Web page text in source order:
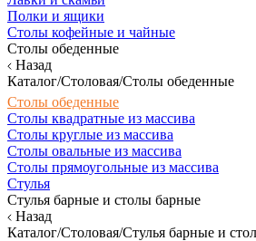
Полки и ящики
Столы кофейные и чайные
Столы обеденные
Назад
Каталог/Столовая/Столы обеденные
Столы обеденные
Столы квадратные из массива
Столы круглые из массива
Столы овальные из массива
Столы прямоугольные из массива
Стулья
Стулья барные и столы барные
Назад
Каталог/Столовая/Стулья барные и